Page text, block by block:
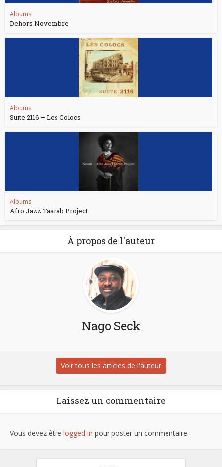
Albums
Dehors Novembre
Albums
Suite 2116 – Les Colocs
Albums
Afro Jazz Taarab Project
À propos de l'auteur
Nago Seck
Voir tous les articles de l'auteur
Laissez un commentaire
Vous devez être logged in pour poster un commentaire.